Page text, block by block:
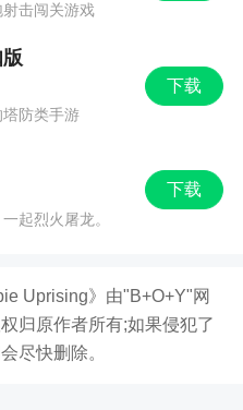
击闯关游戏
下载
防类手游
下载
起烈火屠龙。
Uprising》由"B+O+Y"网
归原作者所有;如果侵犯了
尽快删除。